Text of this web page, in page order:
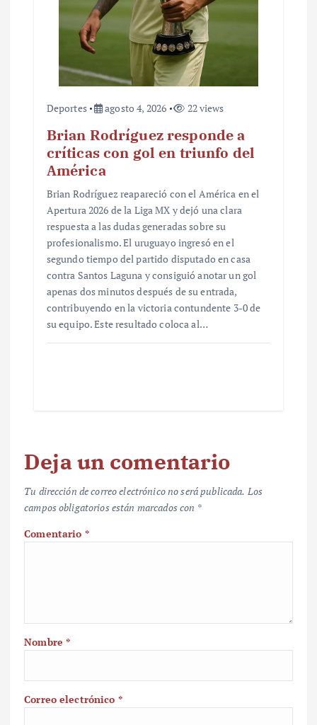
Deportes agosto 4, 2026 22 views
Brian Rodríguez responde a
críticas con gol en triunfo del
América
Brian Rodríguez reapareció con el América en el
Apertura 2026 de la Liga MX y dejó una clara
respuesta a las dudas generadas sobre su
profesionalismo. El uruguayo ingresó en el
segundo tiempo del partido disputado en casa
contra Santos Laguna y consiguió anotar un gol
apenas dos minutos después de su entrada,
contribuyendo en la victoria contundente 3-0 de
su equipo. Este resultado coloca al…
Deja un comentario
Tu dirección de correo electrónico no será publicada. Los
campos obligatorios están marcados con *
Comentario *
Nombre*
Correo electrónico *